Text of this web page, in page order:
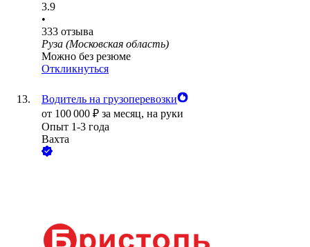
3.9
•
333 отзыва
Руза (Московская область)
Можно без резюме
Откликнуться
Водитель на грузоперевозки
от 100 000 ₽ за месяц, на руки
Опыт 1-3 года
Вахта